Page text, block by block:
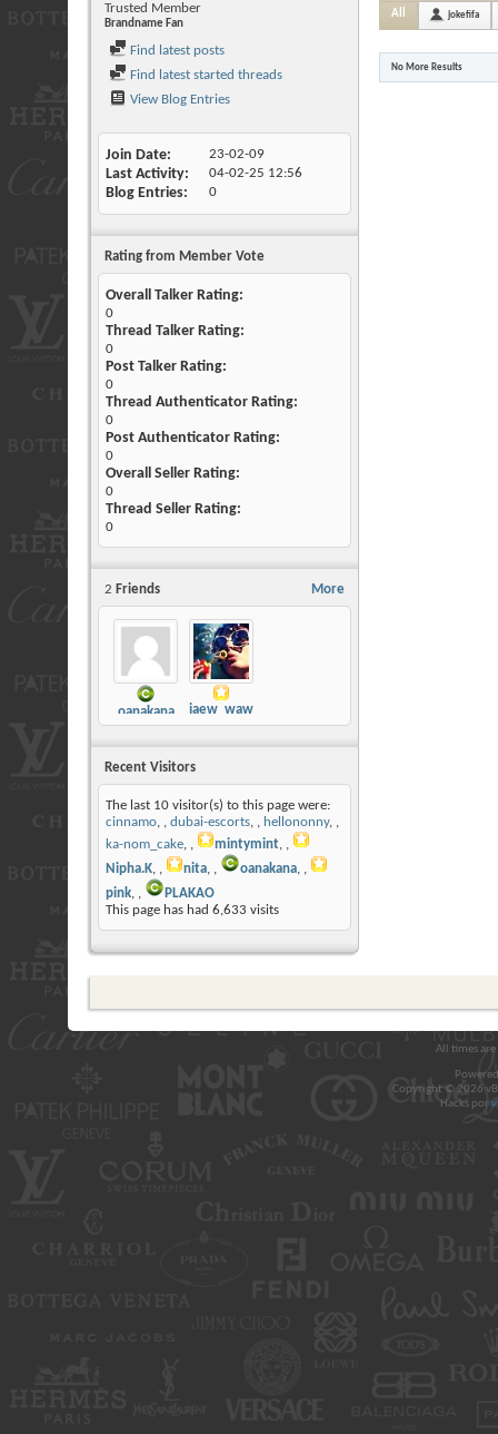
Trusted Member
Brandname Fan
Find latest posts
Find latest started threads
View Blog Entries
Join Date 23-02-09
Last Activity 04-02-25 12:56
Blog Entries 0
Rating from Member Vote
Overall Talker Rating:
0
Thread Talker Rating:
0
Post Talker Rating:
0
Thread Authenticator Rating:
0
Post Authenticator Rating:
0
Overall Seller Rating:
0
Thread Seller Rating:
0
More
2 Friends
oanakana jaew_waw
Recent Visitors
The last 10 visitor(s) to this page were:
cinnamo, dubai-escorts, hellononny,
ka-nom_cake, mintymint,
Nipha.K, nita, oanakana,
pink,
PLAKAO
This page has had 6,633 visits
All jokefifa
No More Results
All times
Copyright © 2026
Hacks por